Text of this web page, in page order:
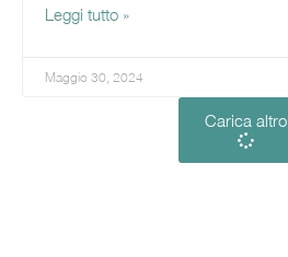
Leggi tutto »
Maggio 30, 2024
Carica altro